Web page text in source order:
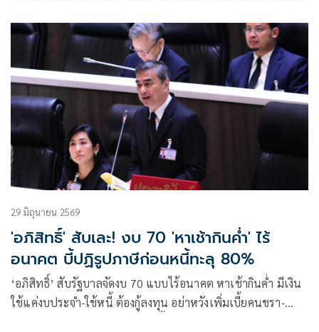
29 มิถุนายน 2569
'อภิสิทธิ์' สับเละ! งบ 70 'หาเช้ากินค่ำ' ไร้
อนาคต บี้ปฏิรูปภาษีก่อนหนี้ทะลุ 80%
‘อภิสิทธิ์’ สับรัฐบาลจัดงบ 70 แบบไร้อนาคต หาเช้ากินค่ำ มีเงิน
ใช้แค่งบประจำ-ใช้หนี้ ต้องกู้ลงทุน อย่าหวังเพิ่มเบี้ยคนชรา-